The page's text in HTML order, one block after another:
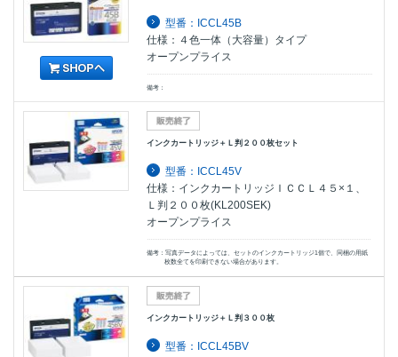
型番：ICCL45B
仕様：４色一体（大容量）タイプ
オープンプライス
備考：
インクカートリッジ＋Ｌ判２００枚セット
型番：ICCL45V
仕様：インクカートリッジＩＣＣＬ４５×１、
Ｌ判２００枚(KL200SEK)
オープンプライス
備考：写真データによっては、セットのインクカートリッジ1個で、同梱の用紙
枚数全てを印刷できない場合があります。
インクカートリッジ＋Ｌ判３００枚
型番：ICCL45BV